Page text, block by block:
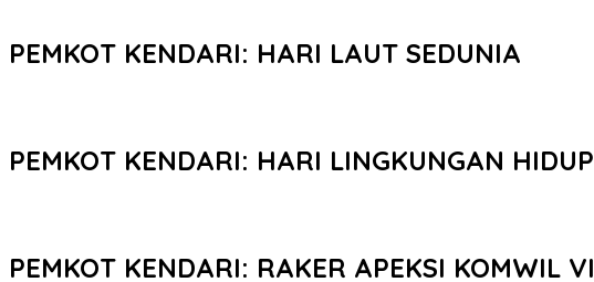
PEMKOT KENDARI: HARI LAUT SEDUNIA
PEMKOT KENDARI: HARI LINGKUNGAN HIDUP
PEMKOT KENDARI: RAKER APEKSI KOMWIL VI